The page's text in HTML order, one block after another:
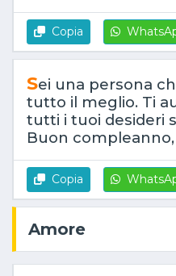
Copia
Sei una persona
tutto il meglio. Ti
tutti i tuoi desideri
Buon compleanno,
Copia
Amore